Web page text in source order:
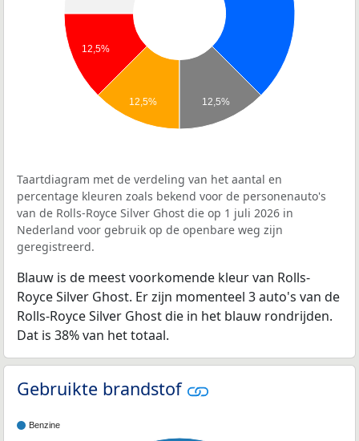
12,5%
12,5% 12,5%
Taartdiagram met de verdeling van het aantal en
percentage kleuren zoals bekend voor de personenauto's
van de Rolls-Royce Silver Ghost die op 1 juli 2026 in
Nederland voor gebruik op de openbare weg zijn
geregistreerd.
Blauw is de meest voorkomende kleur van Rolls-
Royce Silver Ghost. Er zijn momenteel 3 auto's van de
Rolls-Royce Silver Ghost die in het blauw rondrijden.
Dat is 38% van het totaal.
Gebruikte brandstof
Benzine